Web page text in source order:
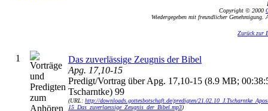
Copyright © 2000
Wiedergegeben mit freundlicher Genehmigung.
Zurück zur
1
Das zuverlässige Zeugnis der Bibel
Apg. 17,10-15
Predigt/Vortrag über Apg. 17,10-15 (8.9 MB;
Tscharntke) 99
(URL: http://downloads.gottesbotschaft.de/predigten/
15_Das_zuverlaessige_Zeugnis_der_Bibel.mp3)